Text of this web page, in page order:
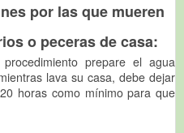
por las que mueren
o peceras de casa:
prepare el agua
lava su casa, debe dejar
horas como mínimo para que